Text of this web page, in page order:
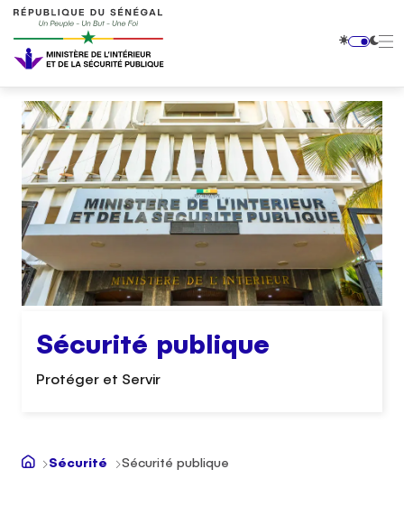
Sécurité publique
Protéger et Servir
Sécurité Sécurité publique